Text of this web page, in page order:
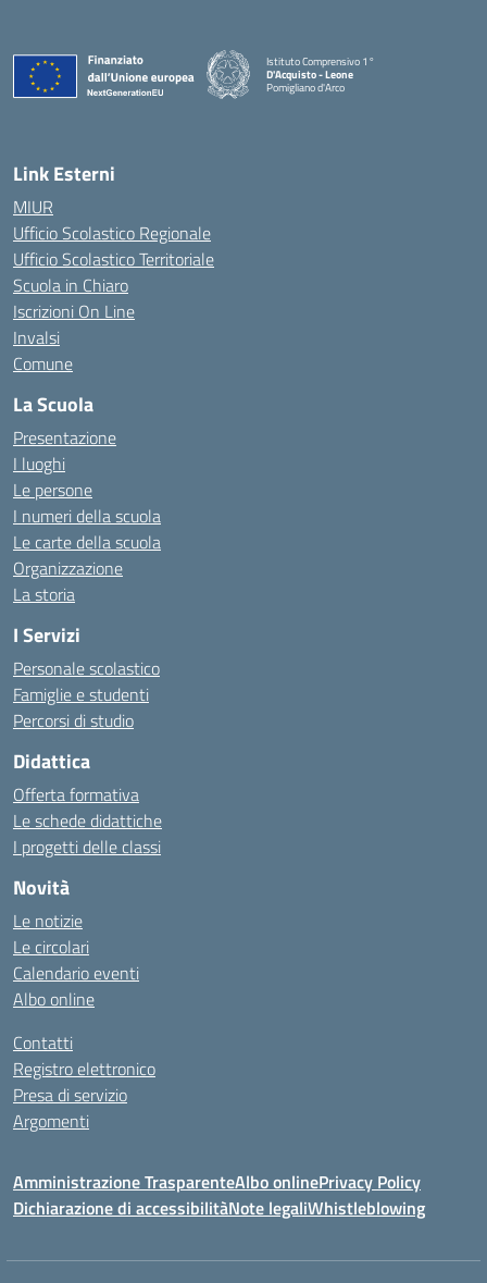
Istituto Comprensivo 1°
D'Acquisto - Leone
Pomigliano d'Arco
— Visita la pagina iniziale della scuola
Link Esterni
MIUR
Ufficio Scolastico Regionale
Ufficio Scolastico Territoriale
Scuola in Chiaro
Iscrizioni On Line
Invalsi
Comune
La Scuola
Presentazione
I luoghi
Le persone
I numeri della scuola
Le carte della scuola
Organizzazione
La storia
I Servizi
Personale scolastico
Famiglie e studenti
Percorsi di studio
Didattica
Offerta formativa
Le schede didattiche
I progetti delle classi
Novità
Le notizie
Le circolari
Calendario eventi
Albo online
Contatti
Registro elettronico
Presa di servizio
Argomenti
Amministrazione TrasparenteAlbo onlinePrivacy Policy
Dichiarazione di accessibilitàNote legaliWhistleblowing